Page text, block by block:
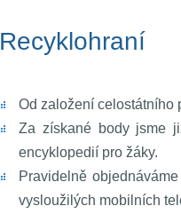
Od založení celostátního
Za získané body jsme
encyklopedií pro žáky.
Pravidelně
vysloužilých mobilních